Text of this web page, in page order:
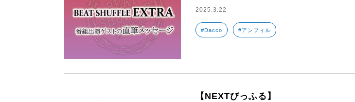
2025.3.22
#Dacco #アンフィル
【NEXTびっふる】